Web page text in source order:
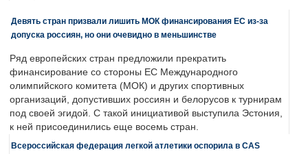
Девять стран призвали лишить МОК финансирования ЕС из-за
допуска россиян, но они очевидно в меньшинстве
Ряд европейских стран предложили прекратить
финансирование со стороны ЕС Международного
олимпийского комитета (МОК) и других спортивных
организаций, допустивших россиян и белорусов к турнирам
под своей эгидой. С такой инициативой выступила Эстония,
к ней присоединились еще восемь стран.
Всероссийская федерация легкой атлетики оспорила в CAS